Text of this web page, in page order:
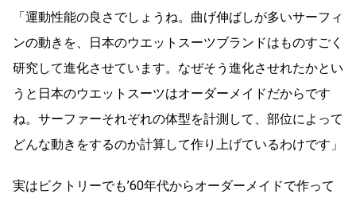
「運動性能の良さでしょうね。曲げ伸ばしが多いサーフィ
ンの動きを、日本のウエットスーツブランドはものすごく
研究して進化させています。なぜそう進化させれたかとい
うと日本のウエットスーツはオーダーメイドだからです
ね。サーファーそれぞれの体型を計測して、部位によって
どんな動きをするのか計算して作り上げているわけです」
実はビクトリーでも’60年代からオーダーメイドで作って